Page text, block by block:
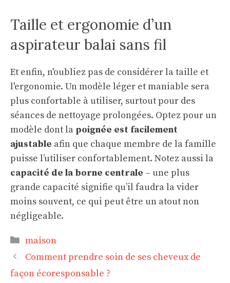
Taille et ergonomie d’un
aspirateur balai sans fil
Et enfin, n'oubliez pas de considérer la taille et
l'ergonomie. Un modèle léger et maniable sera
plus confortable à utiliser, surtout pour des
séances de nettoyage prolongées. Optez pour un
modèle dont la poignée est facilement
ajustable afin que chaque membre de la famille
puisse l’utiliser confortablement. Notez aussi la
capacité de la borne centrale – une plus
grande capacité signifie qu’il faudra la vider
moins souvent, ce qui peut être un atout non
négligeable.
Catégories
maison
Comment prendre soin de ses cheveux de
façon écoresponsable ?